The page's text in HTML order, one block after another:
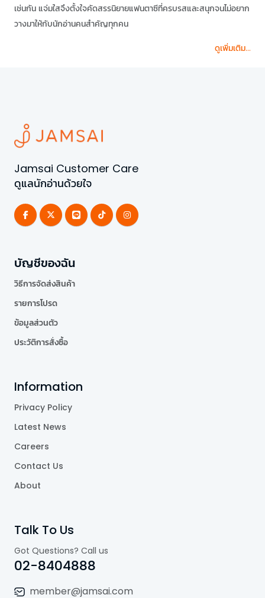
เช่นกัน แจ่มใสจึงตั้งใจคัดสรรนิยายแฟนตาซีที่ครบรสและสนุกจนไม่อยาก
วางมาให้กับนักอ่านคนสำคัญทุกคน
ดูเพิ่มเติม...
Jamsai Customer Care
ดูแลนักอ่านด้วยใจ
บัญชีของฉัน
วิธีการจัดส่งสินค้า
รายการโปรด
ข้อมูลส่วนตัว
ประวัติการสั่งซื้อ
Information
Privacy Policy
Latest News
Careers
Contact Us
About
Talk To Us
Got Questions? Call us
02-8404888
member@jamsai.com